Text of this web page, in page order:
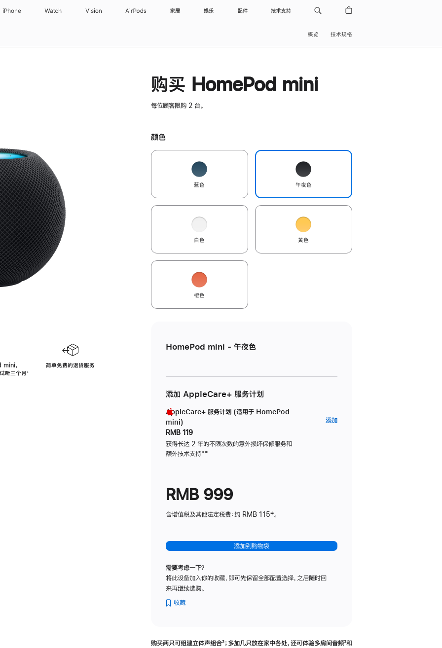
iPhone Watch Vision AirPods 家居 娱乐 配件 技术支持
概览 技术规格
，
听三个月脚
⁺
简单免费的退货服务
购买 HomePod mini
每位顾客限购 2 台。
颜色
蓝色 午夜色
白色 黄色
橙色
HomePod mini - 午夜色
添加 AppleCare+ 服务计划
AppleCare+ 服务计划 (适用于 HomePod
mini)
RMB 119
获得长达 2 年的不限次数的意外损坏保修服务和
额外技术支持脚
**
添加AppleCare+
RMB 999
含增值税及其他法定税费：约 RMB 115‡。
添加到购物袋
需要考虑一下？
将此设备加入你的收藏，即可先保留全部配置选择，之后随时回
来再继续选购。
收藏
购买两只可组建立体声组合脚
²；多加几只放在家中各处，还可体验多‍房‍间音频脚
³和